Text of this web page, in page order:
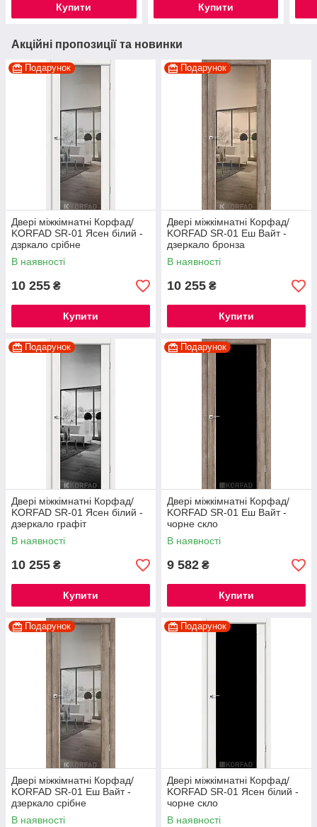
Купити Купити
Акційні пропозиції та новинки
Подарунок
Двері міжкімнатні Корфад/
KORFAD SR-01 Ясен білий -
дзркало срібне
В наявності
10 255 ₴
Купити
Подарунок
Двері міжкімнатні Корфад/
KORFAD SR-01 Еш Вайт -
дзеркало бронза
В наявності
10 255 ₴
Купити
Подарунок
Двері міжкімнатні Корфад/
KORFAD SR-01 Ясен білий -
дзеркало графіт
В наявності
10 255 ₴
Купити
Подарунок
Двері міжкімнатні Корфад/
KORFAD SR-01 Еш Вайт -
чорне скло
В наявності
9 582 ₴
Купити
Подарунок
Двері міжкімнатні Корфад/
KORFAD SR-01 Еш Вайт -
дзеркало срібне
В наявності
Подарунок
Двері міжкімнатні Корфад/
KORFAD SR-01 Ясен білий -
чорне скло
В наявності